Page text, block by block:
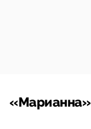
«Марианна»